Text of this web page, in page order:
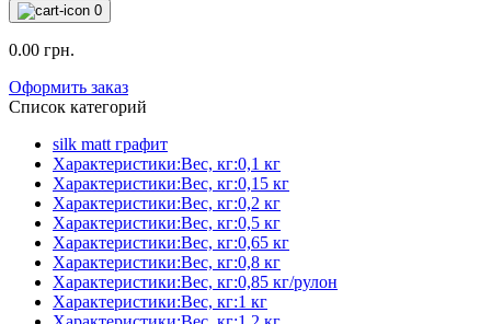
0
0.00 грн.
Оформить заказ
Список категорий
silk matt графит
Характеристики:Вес, кг:0,1 кг
Характеристики:Вес, кг:0,15 кг
Характеристики:Вес, кг:0,2 кг
Характеристики:Вес, кг:0,5 кг
Характеристики:Вес, кг:0,65 кг
Характеристики:Вес, кг:0,8 кг
Характеристики:Вес, кг:0,85 кг/рулон
Характеристики:Вес, кг:1 кг